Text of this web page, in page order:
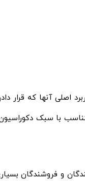
اصلی آنها که
با سبک
و فروشندگان